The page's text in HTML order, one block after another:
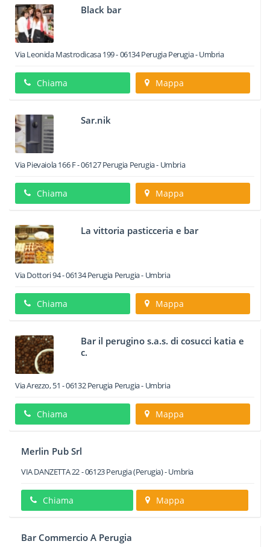
Black bar
Via Leonida Mastrodicasa 199-06134PerugiaPerugia -Umbria
Chiama Mappa
Sar.nik
Via Pievaiola 166 F-06127 Perugia Perugia - Umbria
Chiama Mappa
La vittoria pasticceria e bar
Via Dottori 94-06134 Perugia Perugia - Umbria
Chiama Mappa
Bar il perugino s.a.s. di cosucci katia e
c.
Via Arezzo, 51 -06132 Perugia Perugia - Umbria
Chiama Mappa
Merlin Pub Srl
VIA DANZETTA 22-06123Perugia(Perugia) -Umbria
Chiama Mappa
Bar Commercio A Perugia